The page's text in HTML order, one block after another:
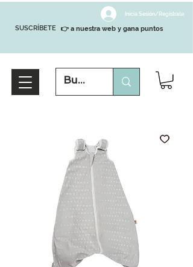
SUSCRÍBETE
Inicia Sesión/Regístrate
👉 a nuestra web y gana puntos